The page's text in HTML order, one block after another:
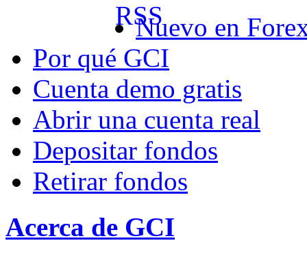
Nuevo en
Por qué GCI
Cuenta demo gratis
Abrir una cuenta real
Depositar fondos
Retirar fondos
Acerca de GCI